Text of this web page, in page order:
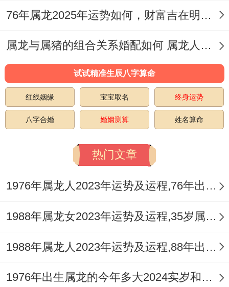
白】照拂和良好的人缘关系将为他们的学习
提供有力的支持。
在学校同家庭中都能感受到关爱和温暖、这
将激发他们愈努力地学习、进步。还是要看
让他们产生学习上的困扰.
家长跟老师们要多关注他们的内心世界 - 给
子学习进步~2025年能够在家里客厅或书房
【四绿文曲】照拂 - 在可以在正西方孩子的
书桌上放置祥安阁文昌塔或‘祥安阁登榜扬
76年属龙2025年运势如何，财富吉在明凶在暗
属龙与属猪的组合关系婚配如何 属龙人最佳属相生肖婚配表
试试精准生辰八字算命
红线姻缘 宝宝取名 终身运势
八字合婚 婚姻测算 姓名算命
热门文章
1976年属龙人2023年运势及运程,76年出生的47岁生肖龙2023年每月运势详解
1988年属龙女2023年运势及运程,35岁属龙人2023全年每月运势女性如何
1988年属龙人2023年运势及运程,88年出生的35岁生肖龙2023年每月运势详解
1976年出生属龙的今年多大2024实岁和虚岁